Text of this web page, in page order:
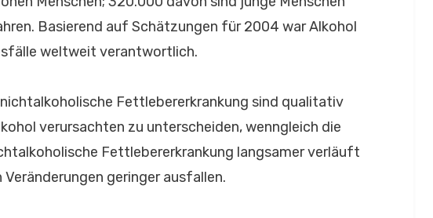
Basierend auf Schätzungen für 2004 war Alkohol
weltweit verantwortlich.
Fettlebererkrankung sind qualitativ
verursachten zu unterscheiden, wenngleich die
Fettlebererkrankung langsamer verläuft
geringer ausfallen.